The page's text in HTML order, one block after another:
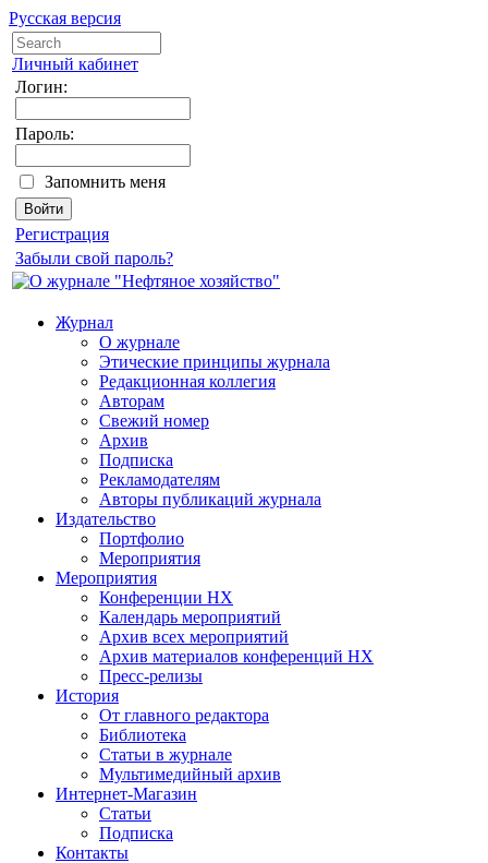
Русская версия
Личный кабинет
Логин:
Пароль:
Запомнить меня
Регистрация
Забыли свой пароль?
Журнал
О журнале
Этические принципы журнала
Редакционная коллегия
Авторам
Свежий номер
Архив
Подписка
Рекламодателям
Авторы публикаций журнала
Издательство
Портфолио
Мероприятия
Мероприятия
Конференции НХ
Календарь мероприятий
Архив всех мероприятий
Архив материалов конференций НХ
Пресс-релизы
История
От главного редактора
Библиотека
Статьи в журнале
Мультимедийный архив
Интернет-Магазин
Статьи
Подписка
Контакты